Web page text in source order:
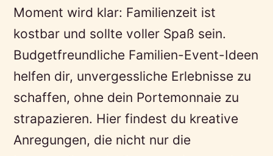
Moment wird klar: Familienzeit ist
kostbar und sollte voller Spaß sein.
Budgetfreundliche Familien-Event-Ideen
helfen dir, unvergessliche Erlebnisse zu
schaffen, ohne dein Portemonnaie zu
strapazieren. Hier findest du kreative
Anregungen, die nicht nur die